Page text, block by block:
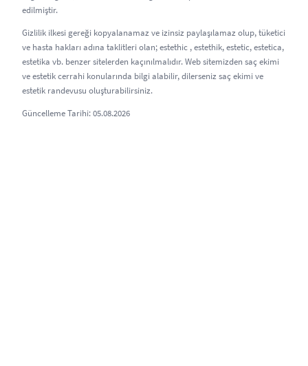
edilmiştir.
Gizlilik ilkesi gereği kopyalanamaz ve izinsiz paylaşılamaz olup, tüketici
ve hasta hakları adına taklitleri olan; estethic , estethik, estetic, estetica,
estetika vb. benzer sitelerden kaçınılmalıdır. Web sitemizden saç ekimi
ve estetik cerrahi konularında bilgi alabilir, dilerseniz saç ekimi ve
estetik randevusu oluşturabilirsiniz.
Güncelleme Tarihi: 05.08.2026